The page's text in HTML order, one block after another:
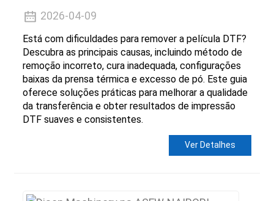
2026-04-09
Está com dificuldades para remover a película DTF?
Descubra as principais causas, incluindo método de
remoção incorreto, cura inadequada, configurações
baixas da prensa térmica e excesso de pó. Este guia
oferece soluções práticas para melhorar a qualidade
da transferência e obter resultados de impressão
DTF suaves e consistentes.
Ver Detalhes